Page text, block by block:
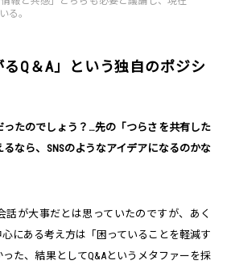
る。
るQ＆A」という独自のポジシ
ったのでしょう？…先の「つらさを共有した
なら、SNSのようなアイデアになるのかな
話が大事だとは思っていたのですが、あく
にある考え方は「困っていることを軽減す
た、結果としてQ&Aというメタファーを採